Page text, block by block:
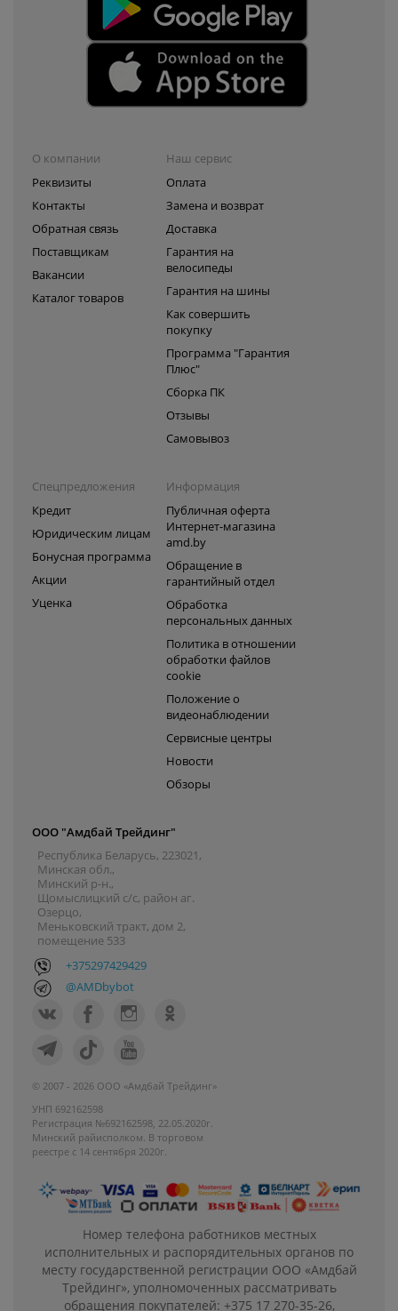
О компании
Реквизиты
Контакты
Обратная связь
Поставщикам
Вакансии
Каталог товаров
Наш сервис
Оплата
Замена и возврат
Доставка
Гарантия на
велосипеды
Гарантия на шины
Как совершить
покупку
Программа "Гарантия
Плюс"
Сборка ПК
Отзывы
Самовывоз
Спецпредложения
Кредит
Юридическим лицам
Бонусная программа
Акции
Уценка
Информация
Публичная оферта
Интернет-магазина
amd.by
Обращение в
гарантийный отдел
Обработка
персональных данных
Политика в отношении
обработки файлов
cookie
Положение о
видеонаблюдении
Сервисные центры
Новости
Обзоры
ООО "Амдбай Трейдинг"
Республика Беларусь, 223021,
Минская обл.,
Минский р-н.,
Щомыслицкий с/с, район аг.
Озерцо,
Меньковский тракт, дом 2,
помещение 533
+375297429429
@AMDbybot
© 2007 - 2026 ООО «Амдбай Трейдинг»
УНП 692162598
Регистрация №692162598, 22.05.2020г.
Минский райисполком. В торговом
реестре с 14 сентября 2020г.
Номер телефона работников местных
исполнительных и распорядительных органов по
месту государственной регистрации ООО «Амдбай
Трейдинг», уполномоченных рассматривать
обращения покупателей: +375 17 270-35-26,